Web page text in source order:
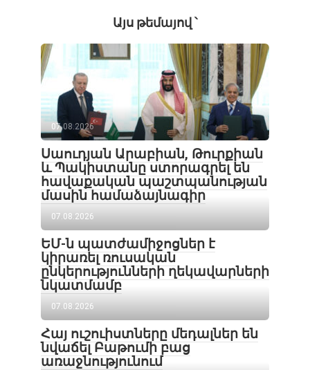
Այս թեմայով ՝
07.08.2026
Սաուդյան Արաբիան, Թուրքիան
և Պակիստանը ստորագրել են
հավաքական պաշտպանության
մասին համաձայնագիր
07.08.2026
ԵՄ-ն պատժամիջոցներ է
կիրառել ռուսական
ընկերությունների ղեկավարների
նկատմամբ
07.08.2026
Հայ ուշուիստները մեդալներ են
նվաճել Բաթումի բաց
առաջնությունում